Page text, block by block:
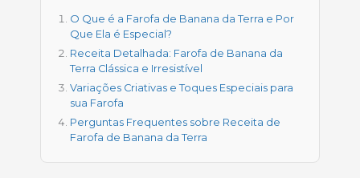
O Que é a Farofa de Banana da Terra e Por
Que Ela é Especial?
Receita Detalhada: Farofa de Banana da
Terra Clássica e Irresistível
Variações Criativas e Toques Especiais para
sua Farofa
Perguntas Frequentes sobre Receita de
Farofa de Banana da Terra